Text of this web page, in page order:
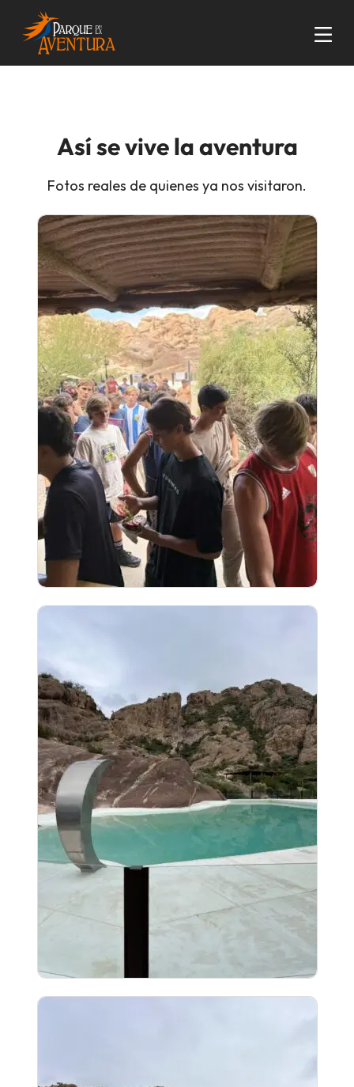
Así se vive la aventura
Fotos reales de quienes ya nos visitaron.